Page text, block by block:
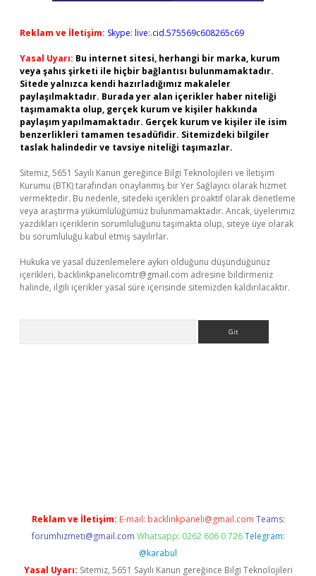
Reklam ve İletişim: Skype: live:.cid.575569c608265c69
Yasal Uyarı: Bu internet sitesi, herhangi bir marka, kurum
veya şahıs şirketi ile hiçbir bağlantısı bulunmamaktadır.
Sitede yalnızca kendi hazırladığımız makaleler
paylaşılmaktadır. Burada yer alan içerikler haber niteliği
taşımamakta olup, gerçek kurum ve kişiler hakkında
paylaşım yapılmamaktadır. Gerçek kurum ve kişiler ile isim
benzerlikleri tamamen tesadüfidir. Sitemizdeki bilgiler
taslak halindedir ve tavsiye niteliği taşımazlar.
Sitemiz, 5651 Sayılı Kanun gereğince Bilgi Teknolojileri ve İletişim
Kurumu (BTK) tarafından onaylanmış bir Yer Sağlayıcı olarak hizmet
vermektedir. Bu nedenle, sitedeki içerikleri proaktif olarak denetleme
veya araştırma yükümlülüğümüz bulunmamaktadır. Ancak, üyelerimiz
yazdıkları içeriklerin sorumluluğunu taşımakta olup, siteye üye olarak
bu sorumluluğu kabul etmiş sayılırlar.
Hukuka ve yasal düzenlemelere aykırı olduğunu düşündüğünüz
içerikleri, backlinkpanelicomtr@gmail.com adresine bildirmeniz
halinde, ilgili içerikler yasal süre içerisinde sitemizden kaldırılacaktır.
Reklam ve İletişim: E-mail: backlinkpaneli@gmail.com Teams:
forumhizmeti@gmail.com Whatsapp: 0262 606 0 726 Telegram:
@karabul
Yasal Uyarı: Sitemiz, 5651 Sayılı Kanun gereğince Bilgi Teknolojileri